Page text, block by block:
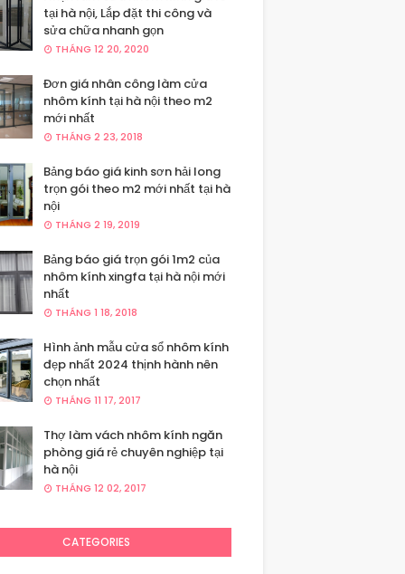
tại hà nội, Lắp đặt thi công và
sửa chữa nhanh gọn
THÁNG 12 20, 2020
Đơn giá nhân công làm cửa
nhôm kính tại hà nội theo m2
mới nhất
THÁNG 2 23, 2018
Bảng báo giá kinh sơn hải long
trọn gói theo m2 mới nhất tại hà
nội
THÁNG 2 19, 2019
Bảng báo giá trọn gói 1m2 của
nhôm kính xingfa tại hà nội mới
nhất
THÁNG 1 18, 2018
Hình ảnh mẫu cửa sổ nhôm kính
đẹp nhất 2024 thịnh hành nên
chọn nhất
THÁNG 11 17, 2017
Thợ làm vách nhôm kính ngăn
phòng giá rẻ chuyên nghiệp tại
hà nội
THÁNG 12 02, 2017
CATEGORIES